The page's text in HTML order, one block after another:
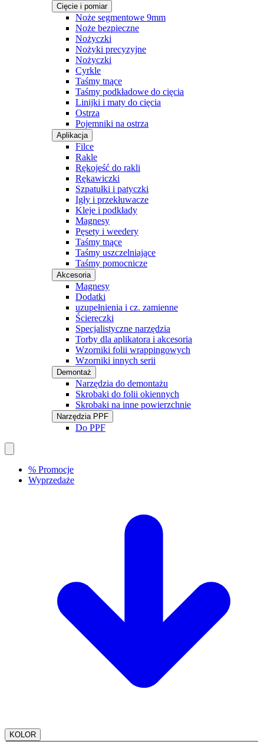
Cięcie i pomiar
Noże segmentowe 9mm
Noże bezpieczne
Nożyczki
Nożyki precyzyjne
Nożyczki
Cyrkle
Taśmy tnące
Taśmy podkładowe do cięcia
Linijki i maty do cięcia
Ostrza
Pojemniki na ostrza
Aplikacja
Filce
Rakle
Rękojeść do rakli
Rękawiczki
Szpatułki i patyczki
Igły i przekłuwacze
Kleje i podkłady
Magnesy
Pęsety i weedery
Taśmy tnące
Taśmy uszczelniające
Taśmy pomocnicze
Akcesoria
Magnesy
Dodatki
uzupełnienia i cz. zamienne
Ściereczki
Specjalistyczne narzędzia
Torby dla aplikatora i akcesoria
Wzorniki folii wrappingowych
Wzorniki innych serii
Demontaż
Narzędzia do demontażu
Skrobaki do folii okiennych
Skrobaki na inne powierzchnie
Narzędzia PPF
Do PPF
% Promocje
Wyprzedaże
KOLOR